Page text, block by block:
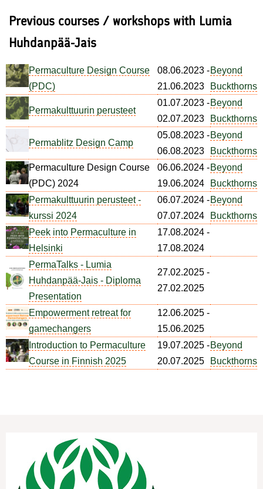
Previous courses / workshops with Lumia
Huhdanpää-Jais
Permaculture Design Course
(PDC)
08.06.2023 -
21.06.2023
Beyond
Buckthorns
Permakulttuurin perusteet
01.07.2023 -
02.07.2023
Beyond
Buckthorns
Permablitz Design Camp
05.08.2023 -
06.08.2023
Beyond
Buckthorns
Permaculture Design Course
(PDC) 2024
06.06.2024 -
19.06.2024
Beyond
Buckthorns
Permakulttuurin perusteet -
kurssi 2024
06.07.2024 -
07.07.2024
Beyond
Buckthorns
Peek into Permaculture in
Helsinki
17.08.2024 -
17.08.2024
PermaTalks - Lumia
Huhdanpää-Jais - Diploma
Presentation
27.02.2025 -
27.02.2025
Empowerment retreat for
gamechangers
12.06.2025 -
15.06.2025
Introduction to Permaculture
Course in Finnish 2025
19.07.2025 -
20.07.2025
Beyond
Buckthorns